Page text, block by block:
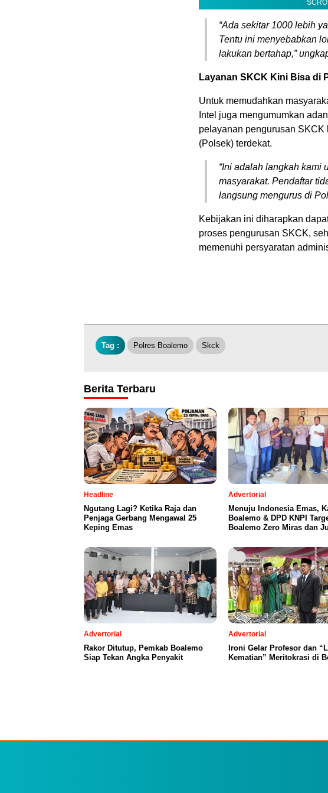
“Ada sekitar 1000 lebih
Tentu ini menyebabkan
lakukan bertahap,”
Layanan SKCK Kini Bisa di
Untuk memudahkan
Intel juga mengumumkan
pelayanan pengurusan
(Polsek) terdekat.
“Ini adalah langkah kami
masyarakat. Pendaftar
langsung mengurus di
Kebijakan ini diharapkan
proses pengurusan SKCK,
memenuhi persyaratan
Tag : Polres Boalemo Skck
Berita Terbaru
Headline
Ngutang Lagi? Ketika Raja dan
Penjaga Gerbang Mengawal 25
Keping Emas
Advertorial
Menuju Indonesia Emas,
Boalemo & DPD KNPI
Boalemo Zero Miras dan
Advertorial
Rakor Ditutup, Pemkab Boalemo
Siap Tekan Angka Penyakit
Advertorial
Ironi Gelar Profesor dan
Kematian” Meritokrasi di